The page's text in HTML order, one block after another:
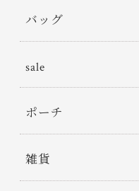
バッグ
sale
ポーチ
雑貨